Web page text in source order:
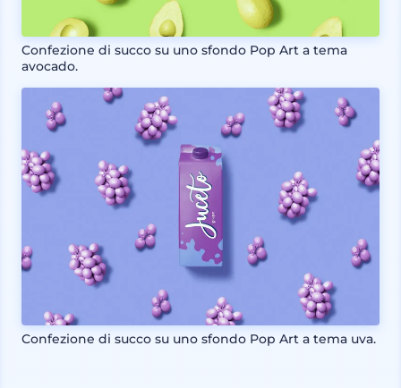
Confezione di succo su uno sfondo Pop Art a tema
avocado.
Confezione di succo su uno sfondo Pop Art a tema uva.